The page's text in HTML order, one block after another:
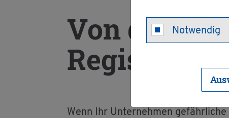
Notwendig
Von der
Wenn Ihr Un­ter­neh­men